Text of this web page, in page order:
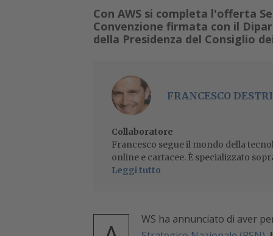
Con AWS si completa l'offerta
Convenzione firmata con il
della Presidenza del Consiglio
FRANCESCO DESTRI
Collaboratore
Francesco segue il mondo della
online e cartacee. È specializzato
Leggi tutto
WS ha annunciato di aver